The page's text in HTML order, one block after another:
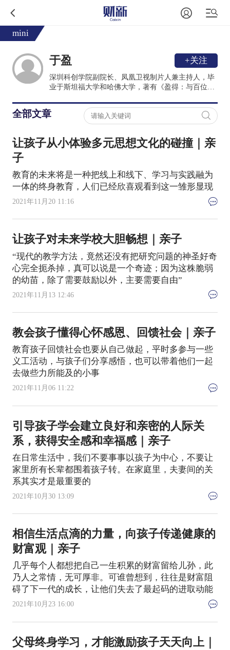
mini
于盈 +关注
深圳科创学院副院长、凤凰卫视制片人兼主持人，毕
业于斯坦福大学和哈佛大学，著有《盈得：与百位领
全部文章
让孩子从小体验多元思想文化的碰撞｜亲
子
教育的未来将是一种把线上和线下、学习与实践融为
一体的终身教育，人们已经欣喜观看到这一雏形显现
2021年11月20 11:16
让孩子对未来学校大胆畅想｜亲子
“现代的教学方法，竟然还没有把研究问题的神圣好奇
心完全扼杀掉，真可以说是一个奇迹；因为这株脆弱
的幼苗，除了需要鼓励以外，主要需要自由”
2021年11月13 12:46
教会孩子懂得心怀感恩、回馈社会｜亲子
教育孩子回馈社会也要从自己做起，平时多参与一些
义工活动，与孩子们分享感悟，也可以带着他们一起
去做些力所能及的小事
2021年11月06 11:22
引导孩子学会建立良好和亲密的人际关
系，获得安全感和幸福感｜亲子
在日常生活中，我们不要事事以孩子为中心，不要让
家里所有长辈都围着孩子转。在家庭里，夫妻间的关
系其实才是最重要的
2021年10月30 13:09
相信生活点滴的力量，向孩子传递健康的
财富观｜亲子
几乎每个人都想把自己一生积累的财富留给儿孙，此
乃人之常情，无可厚非。可谁曾想到，往往是财富阻
碍了下一代的成长，让他们失去了最起码的进取动能
2021年10月23 16:00
父母终身学习，才能激励孩子天天向上｜